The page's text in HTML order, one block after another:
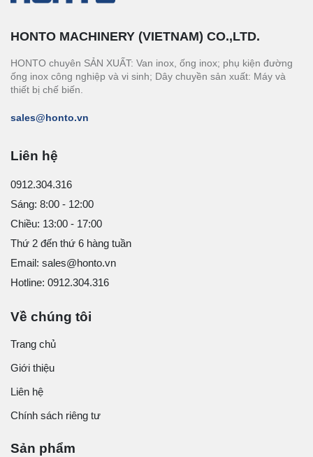
HONTO MACHINERY (VIETNAM) CO.,LTD.
HONTO chuyên SẢN XUẤT: Van inox, ống inox; phụ kiện đường
ống inox công nghiệp và vi sinh; Dây chuyền sản xuất: Máy và
thiết bị chế biến.
sales@honto.vn
Liên hệ
0912.304.316
Sáng: 8:00 - 12:00
Chiều: 13:00 - 17:00
Thứ 2 đến thứ 6 hàng tuần
Email: sales@honto.vn
Hotline: 0912.304.316
Về chúng tôi
Trang chủ
Giới thiệu
Liên hệ
Chính sách riêng tư
Sản phẩm